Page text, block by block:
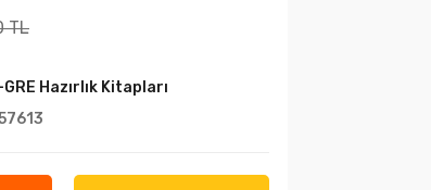
TL
Hazırlık Kitapları